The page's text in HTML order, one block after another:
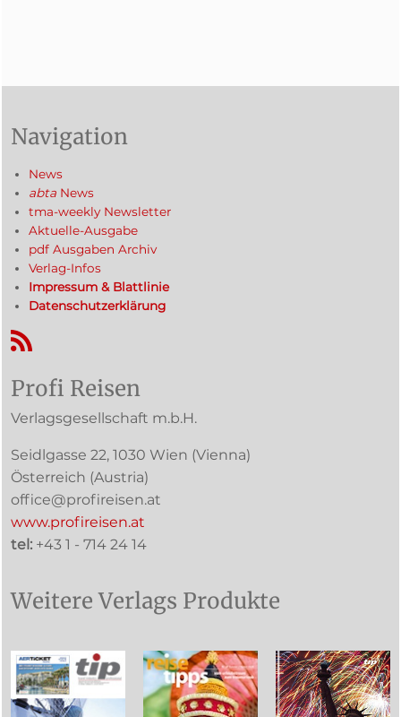
Navigation
News
abta News
tma-weekly Newsletter
Aktuelle-Ausgabe
pdf Ausgaben Archiv
Verlag-Infos
Impressum & Blattlinie
Datenschutzerklärung
RSS-Feed
Profi Reisen
Verlagsgesellschaft m.b.H.
Seidlgasse 22, 1030 Wien (Vienna)
Österreich (Austria)
office@profireisen.at
www.profireisen.at
tel: +43 1 - 714 24 14
Weitere Verlags Produkte